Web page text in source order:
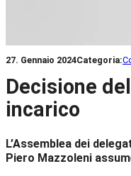
27. Gennaio 2024Categoria:
Decisione
incarico
L’Assemblea dei
Piero Mazzoleni